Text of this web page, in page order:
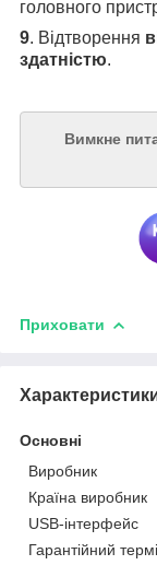
головного
9. Відтворення
здатністю.
Вимкне
Приховати
Основні
Виробник
Країна виробник
USB-інтерфейс
Гарантійний